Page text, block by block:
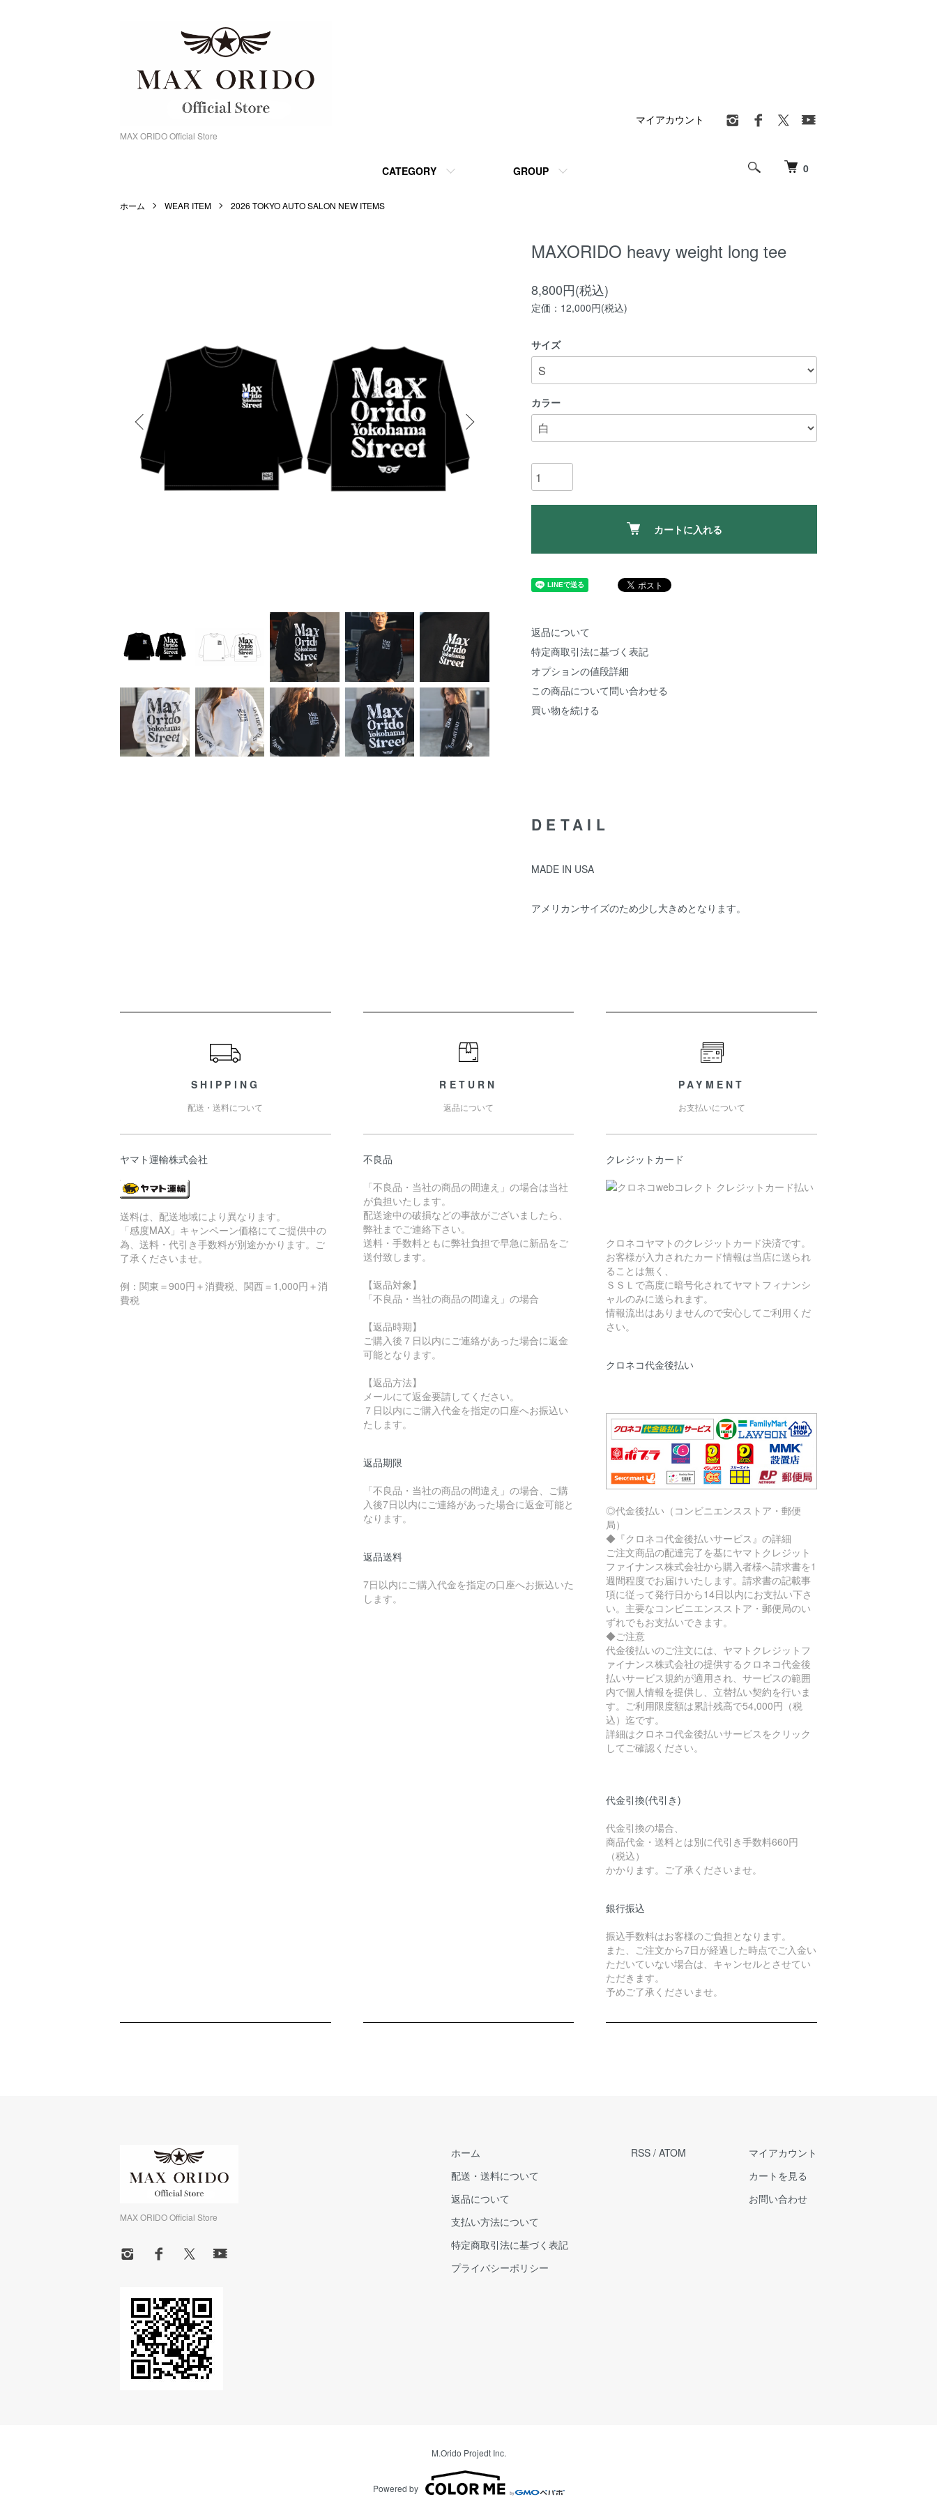
MAX ORIDO Official Store
0
CATEGORY GROUP
マイアカウント
ホーム WEAR ITEM 2026 TOKYO AUTO SALON NEW ITEMS
MAXORIDO heavy weight long tee
8,800円(税込)
定価：12,000円(税込)
サイズ
カラー
カートに入れる
返品について
特定商取引法に基づく表記
オプションの値段詳細
この商品について問い合わせる
買い物を続ける
DETAIL
MADE IN USA
アメリカンサイズのため少し大きめとなります。
SHIPPING
配送・送料について
ヤマト運輸株式会社
送料は、配送地域により異なります。
「感度MAX」キャンペーン価格にてご提供中の
為、送料・代引き手数料が別途かかります。ご
了承くださいませ。
例：関東＝900円＋消費税、関西＝1,000円＋消
費税
RETURN
返品について
不良品
「不良品・当社の商品の間違え」の場合は当社
が負担いたします。
配送途中の破損などの事故がございましたら、
弊社までご連絡下さい。
送料・手数料ともに弊社負担で早急に新品をご
送付致します。
【返品対象】
「不良品・当社の商品の間違え」の場合
【返品時期】
ご購入後７日以内にご連絡があった場合に返金
可能となります。
【返品方法】
メールにて返金要請してください。
７日以内にご購入代金を指定の口座へお振込い
たします。
返品期限
「不良品・当社の商品の間違え」の場合、ご購
入後7日以内にご連絡があった場合に返金可能と
なります。
返品送料
7日以内にご購入代金を指定の口座へお振込いた
します。
PAYMENT
お支払いについて
クレジットカード
クロネコヤマトのクレジットカード決済です。
お客様が入力されたカード情報は当店に送られ
ることは無く、
ＳＳＬで高度に暗号化されてヤマトフィナンシ
ャルのみに送られます。
情報流出はありませんので安心してご利用くだ
さい。
クロネコ代金後払い
◎代金後払い（コンビニエンスストア・郵便
局）
◆『クロネコ代金後払いサービス』の詳細
ご注文商品の配達完了を基にヤマトクレジット
ファイナンス株式会社から購入者様へ請求書を1
週間程度でお届けいたします。請求書の記載事
項に従って発行日から14日以内にお支払い下さ
い。主要なコンビニエンスストア・郵便局のい
ずれでもお支払いできます。
◆ご注意
代金後払いのご注文には、ヤマトクレジットフ
ァイナンス株式会社の提供するクロネコ代金後
払いサービス規約が適用され、サービスの範囲
内で個人情報を提供し、立替払い契約を行いま
す。ご利用限度額は累計残高で54,000円（税
込）迄です。
詳細はクロネコ代金後払いサービスをクリック
してご確認ください。
代金引換(代引き)
代金引換の場合、
商品代金・送料とは別に代引き手数料660円
（税込）
かかります。ご了承くださいませ。
銀行振込
振込手数料はお客様のご負担となります。
また、ご注文から7日が経過した時点でご入金い
ただいていない場合は、キャンセルとさせてい
ただきます。
予めご了承くださいませ。
MAX ORIDO Official Store
ホーム
配送・送料について
返品について
支払い方法について
特定商取引法に基づく表記
プライバシーポリシー
RSS / ATOM
マイアカウント
カートを見る
お問い合わせ
M.Orido Projedt Inc.
Powered by